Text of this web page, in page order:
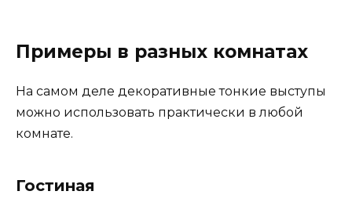
Примеры в разных комнатах
На самом деле декоративные тонкие выступы
можно использовать практически в любой
комнате.
Гостиная